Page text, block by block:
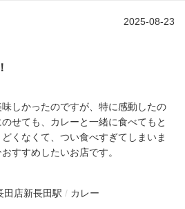
2025-08-23
しかったのですが、特に感動したの
せても、カレーと一緒に食べてもと
くなくて、つい食べすぎてしまいま
すすめしたいお店です。
田店新長田駅 カレー